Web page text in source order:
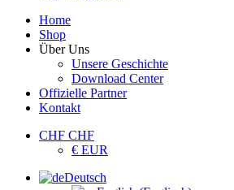
Home
Shop
Über Uns
Unsere Geschichte
Download Center
Offizielle Partner
Kontakt
CHF CHF
€ EUR
Deutsch